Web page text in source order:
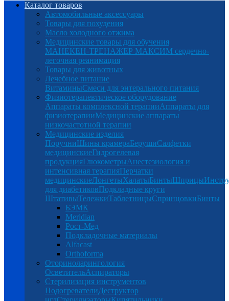
Каталог товаров
Автомобильные аксессуары
Товары для похудения
Масло холодного отжима
Медицинские товары для обучения
МАНЕКЕН-ТРЕНАЖЕР МАКСИМ сердечно-
легочная реанимация
Товары для животных
Лечебное питание
ВитаминыСмеси для энтерального питания
Физиотерапевтическое оборудование
Аппараты комплексной терапииАппараты для
физиотерапииМедицинские аппараты
низкочастотной терапии
Медицинские изделия
ПоручниШины крамераБерушиСалфетки
медицинскиеГидрогелевая
продукцияГлюкометрыАнестезиология и
интенсивная терапияПерчатки
медицинскиеЛонгетыХалатыБинтыШприцы
для диабетиковПодкладные круги
ШтативыТележкиТаблетницыСпринцовкиБинты
БЭМК
Meridian
Рост-Мед
Подкладочные материалы
Alfacast
Orthoforma
Оториноларингология
ОсветительАспираторы
Стерилизация инструментов
ПодогревателиДеструктор